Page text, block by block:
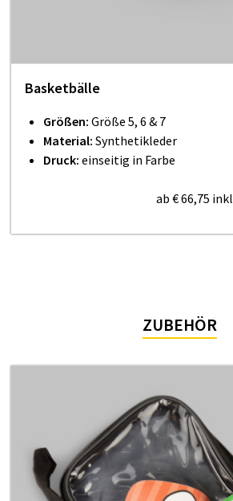
Basketbälle
Größen: Größe 5, 6 & 7
Material: Synthetikleder
Druck: einseitig in Farbe
ab € 66,75
ZUBEHÖR